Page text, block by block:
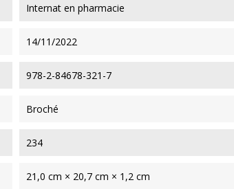
Internat en pharmacie
14/11/2022
978-2-84678-321-7
Broché
234
21,0 cm × 20,7 cm × 1,2 cm